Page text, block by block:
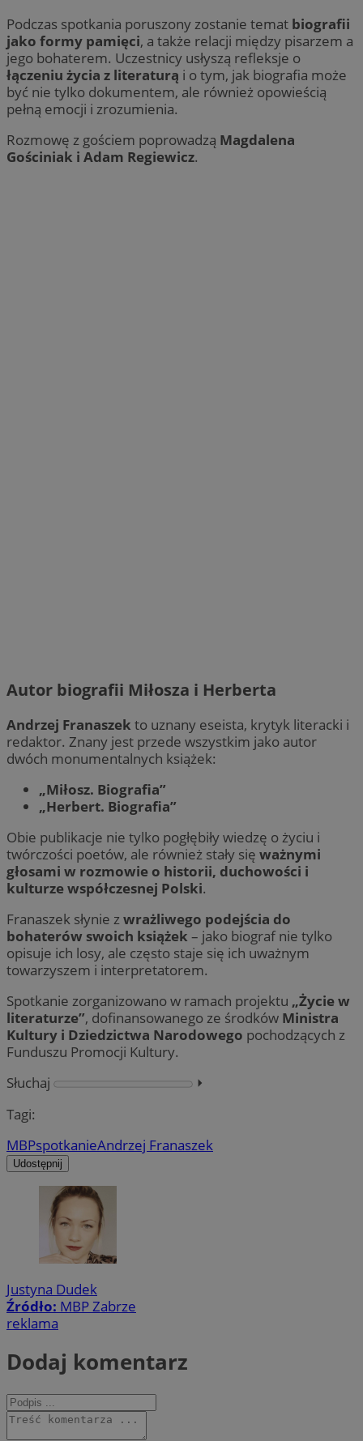
Podczas spotkania poruszony zostanie temat biografii
jako formy pamięci, a także relacji między pisarzem a
jego bohaterem. Uczestnicy usłyszą refleksje o
łączeniu życia z literaturą i o tym, jak biografia może
być nie tylko dokumentem, ale również opowieścią
pełną emocji i zrozumienia.
Rozmowę z gościem poprowadzą Magdalena
Gościniak i Adam Regiewicz.
Autor biografii Miłosza i Herberta
Andrzej Franaszek to uznany eseista, krytyk literacki i
redaktor. Znany jest przede wszystkim jako autor
dwóch monumentalnych książek:
„Miłosz. Biografia”
„Herbert. Biografia”
Obie publikacje nie tylko pogłębiły wiedzę o życiu i
twórczości poetów, ale również stały się ważnymi
głosami w rozmowie o historii, duchowości i
kulturze współczesnej Polski.
Franaszek słynie zwrażliwego podejścia do
bohaterów swoich książek – jako biograf nie tylko
opisuje ich losy, ale często staje się ich uważnym
towarzyszem i interpretatorem.
Spotkanie zorganizowano w ramach projektu „Życie w
literaturze”, dofinansowanego ze środków Ministra
Kultury i Dziedzictwa Narodowego pochodzących z
Funduszu Promocji Kultury.
Słuchaj
⏵︎
Tagi:
MBPspotkanieAndrzej Franaszek
Udostępnij
Justyna Dudek
Źródło: MBP Zabrze
reklama
Dodaj komentarz